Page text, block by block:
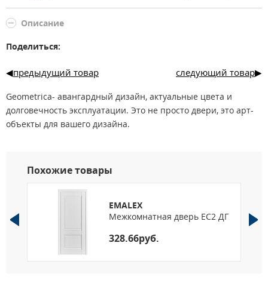
Описание
Поделиться:
предыдущий товар следующий товар
Geometrica- авангардный дизайн, актуальные цвета и
долговечность эксплуатации. Это не просто двери, это арт-
объекты для вашего дизайна.
Похожие товары
EMALEX
Межкомнатная дверь EC2 ДГ
328.66руб.